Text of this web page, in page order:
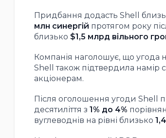
Придбання додасть Shell
млн синергій протягом року
близько $1,5 млрд вільного
Компанія наголошує, що угода
Shell також підтвердила намір
акціонерам.
Після оголошення угоди Shell
десятиліття з 1% до 4%
вуглеводнів на рівні близько